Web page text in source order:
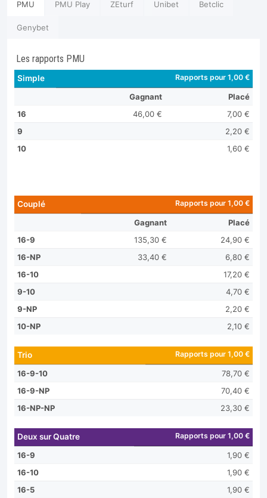
PMU PMU Play ZEturf Unibet Betclic
Genybet
Les rapports PMU
Simple Rapports pour 1,00 €
Gagnant
Placé
16
46,00 €
7,00 €
9
2,20 €
10
1,60 €
Couplé Rapports pour 1,00 €
Gagnant
Placé
16-9
135,30 €
24,90 €
16-NP
33,40 €
6,80 €
16-10
17,20 €
9-10
4,70 €
9-NP
2,20 €
10-NP
2,10 €
Trio Rapports pour 1,00 €
16-9-10
78,70 €
16-9-NP
70,40 €
16-NP-NP
23,30 €
Deux sur Quatre Rapports pour 1,00 €
16-9
1,90 €
16-10
1,90 €
16-5
1,90 €